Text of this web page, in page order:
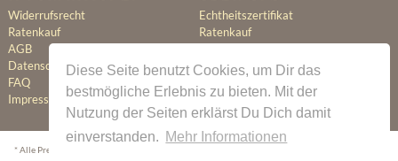
Diese Seite benutzt Cookies, um Dir das
bestmögliche Erlebnis zu bieten. Mit der
Nutzung der Seiten erklärst Du Dich damit
einverstanden. Mehr Informationen
Widerrufsrecht
Ratenkauf
AGB
Datenschutz
FAQ
Impressum
Echtheitszertifikat
Ratenkauf
Kontakt
* Alle Preise inkl. gesetzl. Mehrwertsteuer zzgl.